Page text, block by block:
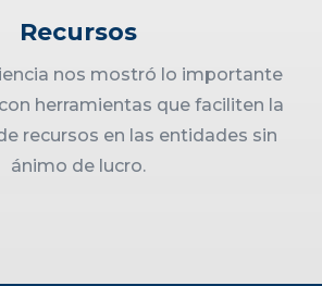
Recursos
nos mostró lo importante
herramientas que faciliten la
recursos en las entidades sin
ánimo de lucro.